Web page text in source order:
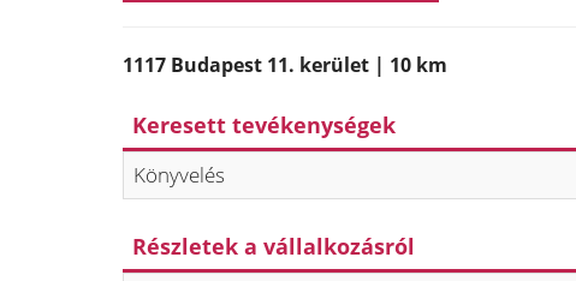
1117 Budapest 11. kerület | 10 km
Keresett tevékenységek
Könyvelés
Részletek a vállalkozásról